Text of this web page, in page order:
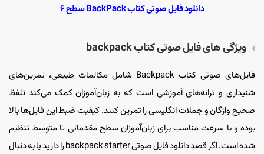
دانلود فایل صوتی کتاب BackPack سطح ۶
ویژگی‌ های فایل صوتی کتاب backpack
فایل‌های صوتی کتاب Backpack شامل مکالمات طبیعی، تمرین‌های
شنیداری و ترانه‌های آموزشی است که به زبان‌آموزان کمک می‌کند تلفظ
صحیح واژگان و جملات انگلیسی را تمرین کنند. کیفیت ضبط این فایل‌ها بالا
بوده و با سرعت مناسب برای زبان‌آموزان سطح مقدماتی تا متوسط تنظیم
شده است. اگر قصد دانلود فایل صوتی backpack starter را دارید یا به دنبال